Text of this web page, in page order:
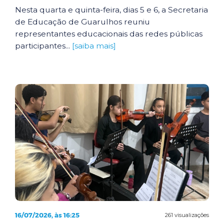
Nesta quarta e quinta-feira, dias 5 e 6, a Secretaria
de Educação de Guarulhos reuniu
representantes educacionais das redes públicas
participantes... [saiba mais]
261 visualizações
16/07/2026, às 16:25